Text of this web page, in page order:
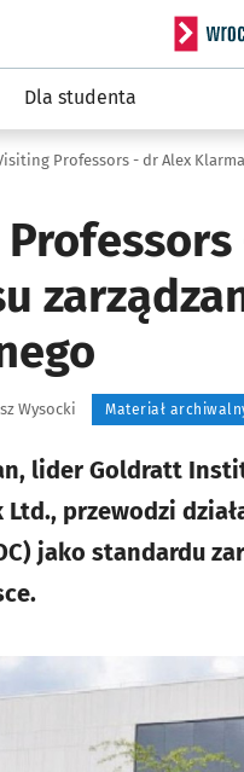
Serwis
Dla studenta
Wysocki Materiał
lider Goldratt
Ltd., przewodzi
jako standardu